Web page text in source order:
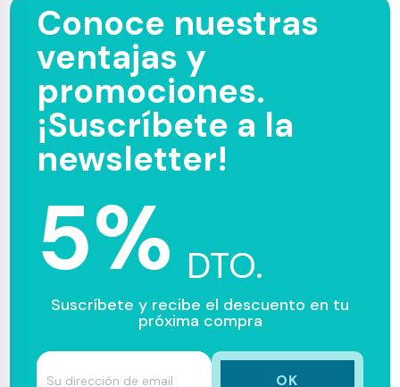
Conoce nuestras
ventajas y
promociones.
¡Suscríbete a la
newsletter!
5% DTO.
Suscríbete y recibe el descuento en tu
próxima compra